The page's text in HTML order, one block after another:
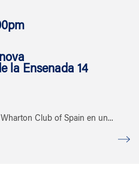
la Ensenada 14
Club of Spain en un...